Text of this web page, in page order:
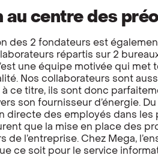
au centre des
des 2 fondateurs est
répartis sur 2
une équipe motivée qui
Nos collaborateurs sont
à ce titre, ils sont donc
son fournisseur d’énergie.
directe des employés dans les
que la mise en place des
de l’entreprise. Chez Mega,
ce soit pour le service